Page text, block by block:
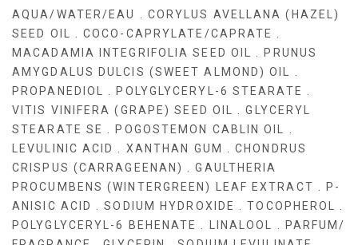
AQUA/WATER/EAU . CORYLUS AVELLANA (HAZEL)
SEED OIL . COCO-CAPRYLATE/CAPRATE .
MACADAMIA INTEGRIFOLIA SEED OIL . PRUNUS
AMYGDALUS DULCIS (SWEET ALMOND) OIL .
PROPANEDIOL . POLYGLYCERYL-6 STEARATE .
VITIS VINIFERA (GRAPE) SEED OIL . GLYCERYL
STEARATE SE . POGOSTEMON CABLIN OIL .
LEVULINIC ACID . XANTHAN GUM . CHONDRUS
CRISPUS (CARRAGEENAN) . GAULTHERIA
PROCUMBENS (WINTERGREEN) LEAF EXTRACT . P-
ANISIC ACID . SODIUM HYDROXIDE . TOCOPHEROL .
POLYGLYCERYL-6 BEHENATE . LINALOOL . PARFUM/